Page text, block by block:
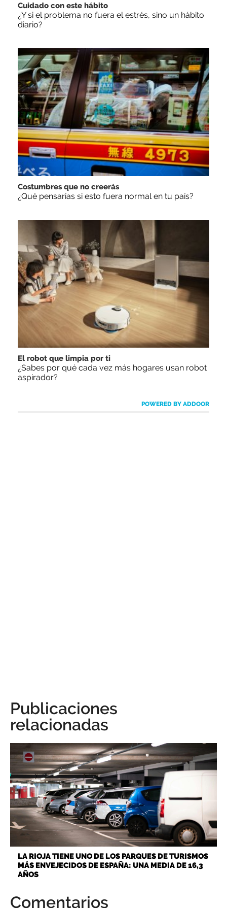
Cuidado con este hábito
¿Y si el problema no fuera el estrés, sino un hábito
diario?
Costumbres que no creerás
¿Qué pensarías si esto fuera normal en tu país?
El robot que limpia por ti
¿Sabes por qué cada vez más hogares usan robot
aspirador?
POWERED BY ADDOOR
Publicaciones
relacionadas
LA RIOJA TIENE UNO DE LOS PARQUES DE TURISMOS
MÁS ENVEJECIDOS DE ESPAÑA: UNA MEDIA DE 16,3
AÑOS
Comentarios